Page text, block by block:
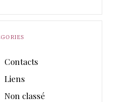
Contacts
Liens
Non classé